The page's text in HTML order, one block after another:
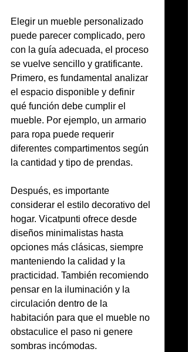
Elegir un mueble personalizado
puede parecer complicado, pero
con la guía adecuada, el proceso
se vuelve sencillo y gratificante.
Primero, es fundamental analizar
el espacio disponible y definir
qué función debe cumplir el
mueble. Por ejemplo, un armario
para ropa puede requerir
diferentes compartimentos según
la cantidad y tipo de prendas.
Después, es importante
considerar el estilo decorativo del
hogar. Vicatpunti ofrece desde
diseños minimalistas hasta
opciones más clásicas, siempre
manteniendo la calidad y la
practicidad. También recomiendo
pensar en la iluminación y la
circulación dentro de la
habitación para que el mueble no
obstaculice el paso ni genere
sombras incómodas.